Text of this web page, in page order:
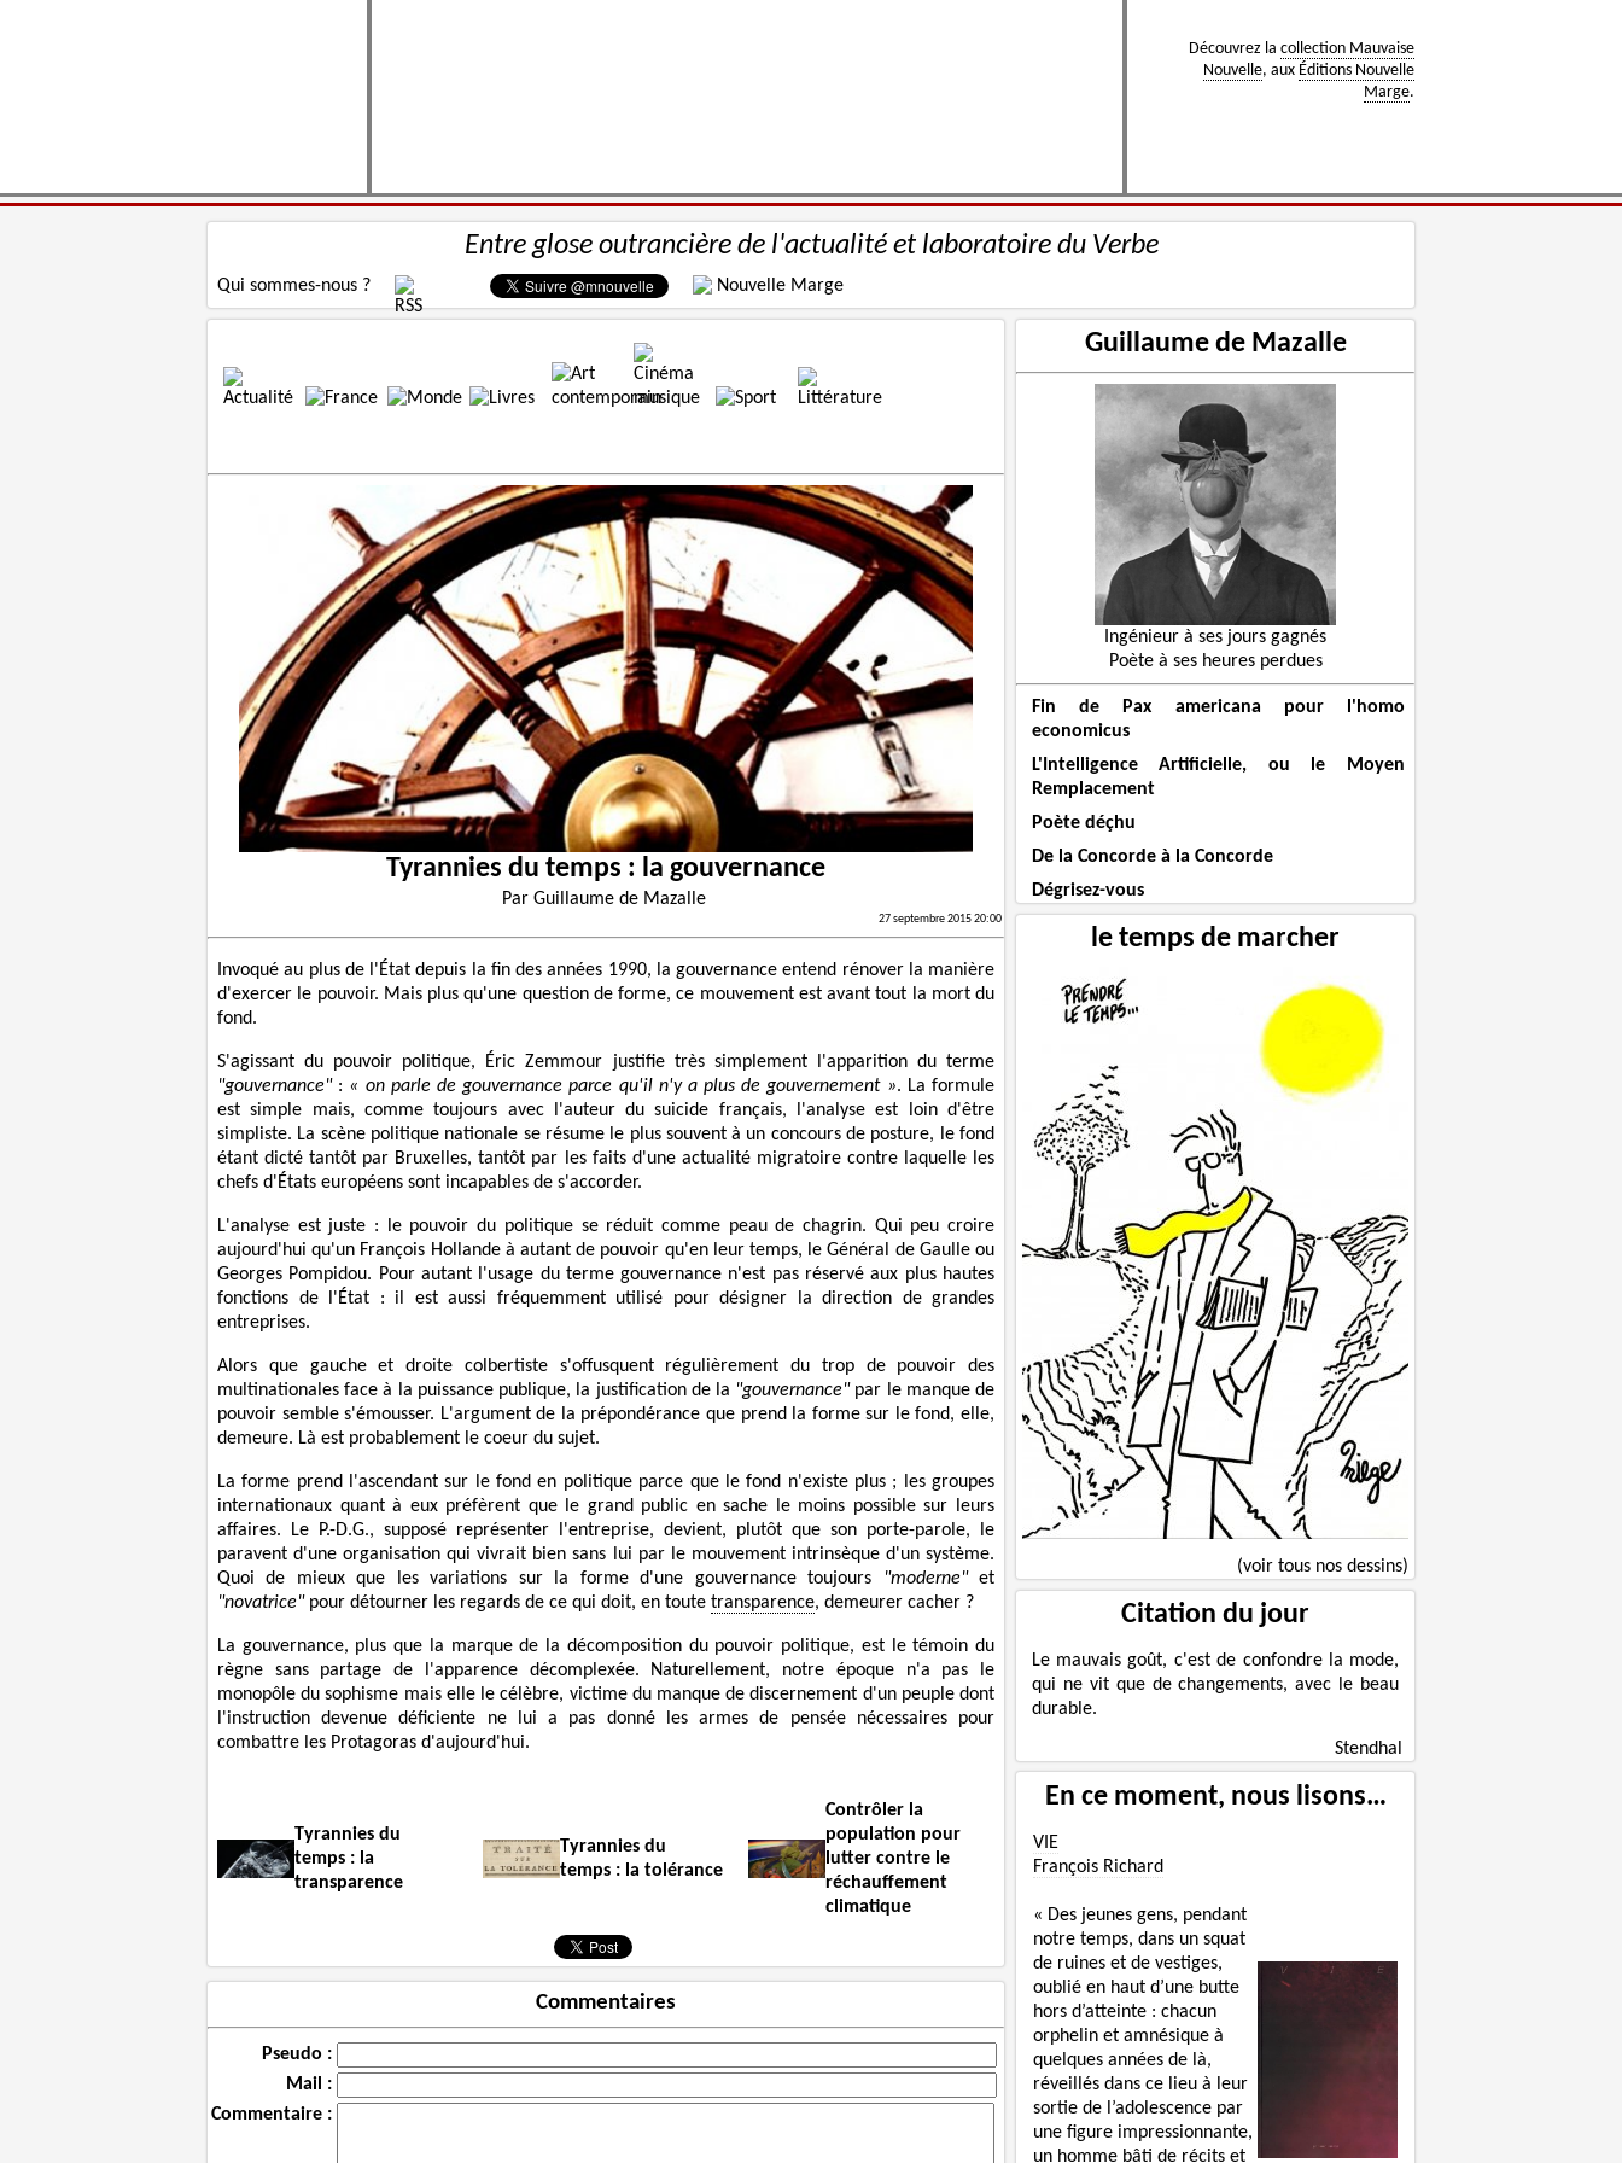
Découvrez la collection Mauvaise
Nouvelle, aux Éditions Nouvelle
Marge.
Entre glose outrancière de l'actualité et laboratoire du Verbe
Qui sommes-nous ? Nouvelle Marge
Tyrannies du temps : la gouvernance
Par Guillaume de Mazalle
27 septembre 2015 20:00
Invoqué au plus de l'État depuis la fin des années 1990, la gouvernance entend rénover la manière
d'exercer le pouvoir. Mais plus qu'une question de forme, ce mouvement est avant tout la mort du
fond.
S'agissant du pouvoir politique, Éric Zemmour justifie très simplement l'apparition du terme
"gouvernance": « on parle de gouvernance parce qu'il n'y a plus de gouvernement ». La formule
est simple mais, comme toujours avec l'auteur du suicide français, l'analyse est loin d'être
simpliste. La scène politique nationale se résume le plus souvent à un concours de posture, le fond
étant dicté tantôt par Bruxelles, tantôt par les faits d'une actualité migratoire contre laquelle les
chefs d'États européens sont incapables de s'accorder.
L'analyse est juste : le pouvoir du politique se réduit comme peau de chagrin. Qui peu croire
aujourd'hui qu'un François Hollande à autant de pouvoir qu'en leur temps, le Général de Gaulle ou
Georges Pompidou. Pour autant l'usage du terme gouvernance n'est pas réservé aux plus hautes
fonctions de l'État : il est aussi fréquemment utilisé pour désigner la direction de grandes
entreprises.
Alors que gauche et droite colbertiste s'offusquent régulièrement du trop de pouvoir des
multinationales face à la puissance publique, la justification de la "gouvernance"par le manque de
pouvoir semble s'émousser. L'argument de la prépondérance que prend la forme sur le fond, elle,
demeure. Là est probablement le coeur du sujet.
La forme prend l'ascendant sur le fond en politique parce que le fond n'existe plus ; les groupes
internationaux quant à eux préfèrent que le grand public en sache le moins possible sur leurs
affaires. Le P.-D.G., supposé représenter l'entreprise, devient, plutôt que son porte-parole, le
paravent d'une organisation qui vivrait bien sans lui par le mouvement intrinsèque d'un système.
Quoi de mieux que les variations sur la forme d'une gouvernance toujours
"moderne"et
"novatrice"pour détourner les regards de ce qui doit, en toute transparence, demeurer cacher ?
La gouvernance, plus que la marque de la décomposition du pouvoir politique, est le témoin du
règne sans partage de l'apparence décomplexée. Naturellement, notre époque n'a pas le
monopôle du sophisme mais elle le célèbre, victime du manque de discernement d'un peuple dont
l'instruction devenue déficiente ne lui a pas donné les armes de pensée nécessaires pour
combattre les Protagoras d'aujourd'hui.
Tyrannies du
temps : la
transparence
Tyrannies du
temps : la tolérance
Contrôler la
population pour
lutter contre le
réchauffement
climatique
Commentaires
Pseudo :
Mail :
Commentaire :
Guillaume de Mazalle
Ingénieur à ses jours gagnés
Poète à ses heures perdues
Fin de Pax americana pour l'homo
economicus
L'Intelligence Artificielle, ou le Moyen
Remplacement
Poète déçhu
De la Concorde à la Concorde
Dégrisez-vous
le temps de marcher
(voir tous nos dessins)
Citation du jour
Le mauvais goût, c'est de confondre la mode,
qui ne vit que de changements, avec le beau
durable.
Stendhal
En ce moment, nous lisons…
VIE
François Richard
« Des jeunes gens, pendant
notre temps, dans un squat
de ruines et de vestiges,
oublié en haut d’une butte
hors d’atteinte : chacun
orphelin et amnésique à
quelques années de là,
réveillés dans ce lieu à leur
sortie de l’adolescence par
une figure impressionnante,
un homme bâti de récits et